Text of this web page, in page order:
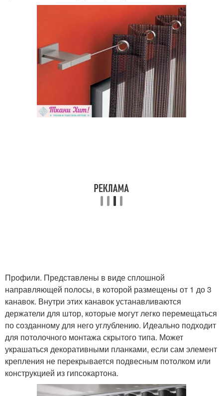
Профили. Представлены в виде сплошной
направляющей полосы, в которой размещены от 1 до 3
канавок. Внутри этих канавок устанавливаются
держатели для штор, которые могут легко перемещаться
по созданному для него углублению. Идеально подходит
для потолочного монтажа скрытого типа. Может
украшаться декоративными планками, если сам элемент
крепления не перекрывается подвесным потолком или
конструкцией из гипсокартона.